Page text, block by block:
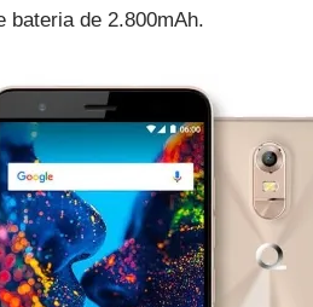
bateria de 2.800mAh.